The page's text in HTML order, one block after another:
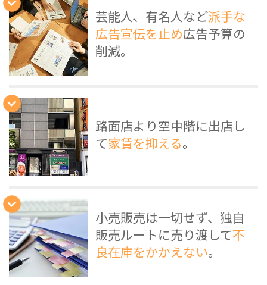
芸能人、有名人など派手な
広告宣伝を止め広告予算の
削減。
路面店より空中階に出店し
て家賃を抑える。
小売販売は一切せず、独自
販売ルートに売り渡して不
良在庫をかかえない。